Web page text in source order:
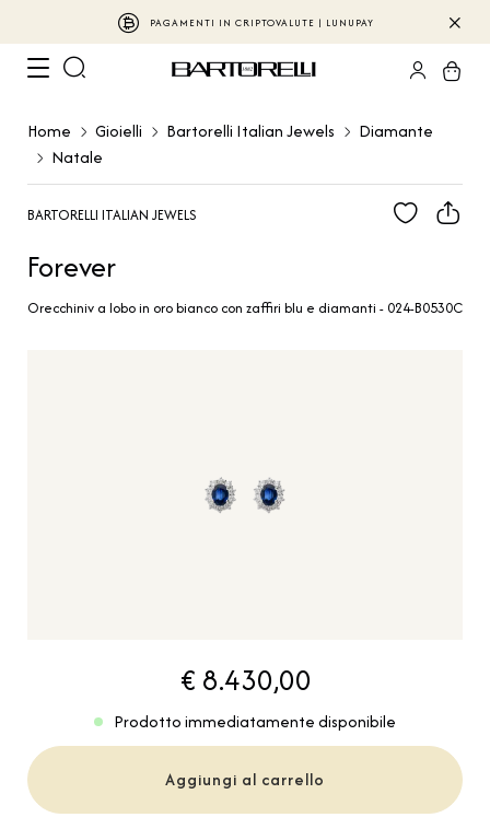
PAGAMENTI IN CRIPTOVALUTE | LUNUPAY
Home Gioielli Bartorelli Italian Jewels
Diamante
Natale
BARTORELLI ITALIAN JEWELS
Forever
Orecchiniv a lobo in oro bianco con zaffiri blu e diamanti - 024-B0530C
€ 8.430,00
Prodotto immediatamente disponibile
Aggiungi al carrello